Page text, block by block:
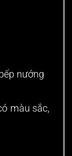
màu sắc,